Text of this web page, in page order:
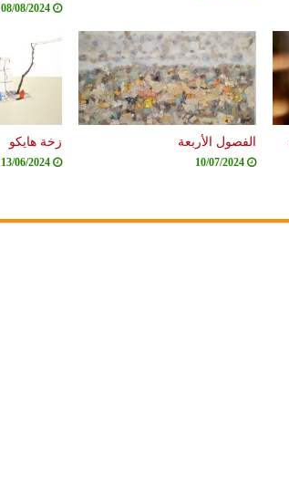
08/08/2024
الفصول الأربعة
10/07/2024
زخة هايكو
13/06/2024